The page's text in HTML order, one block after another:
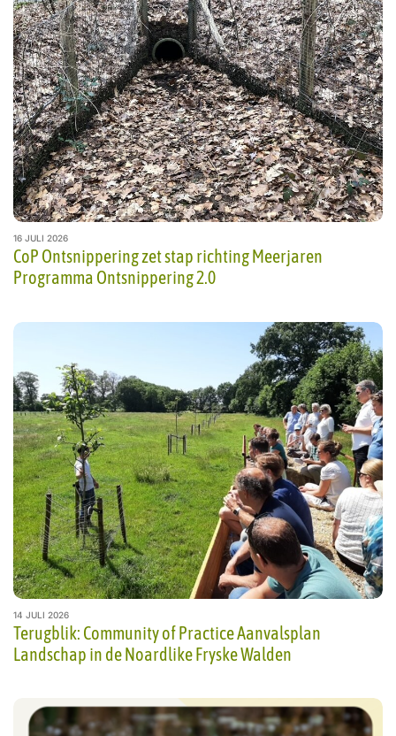
16 JULI 2026
CoP Ontsnippering zet stap richting Meerjaren
Programma Ontsnippering 2.0
14 JULI 2026
Terugblik: Community of Practice Aanvalsplan
Landschap in de Noardlike Fryske Walden